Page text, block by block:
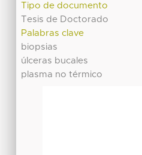
Tipo de documento
Tesis de Doctorado
Palabras clave
biopsias
úlceras bucales
plasma no térmico